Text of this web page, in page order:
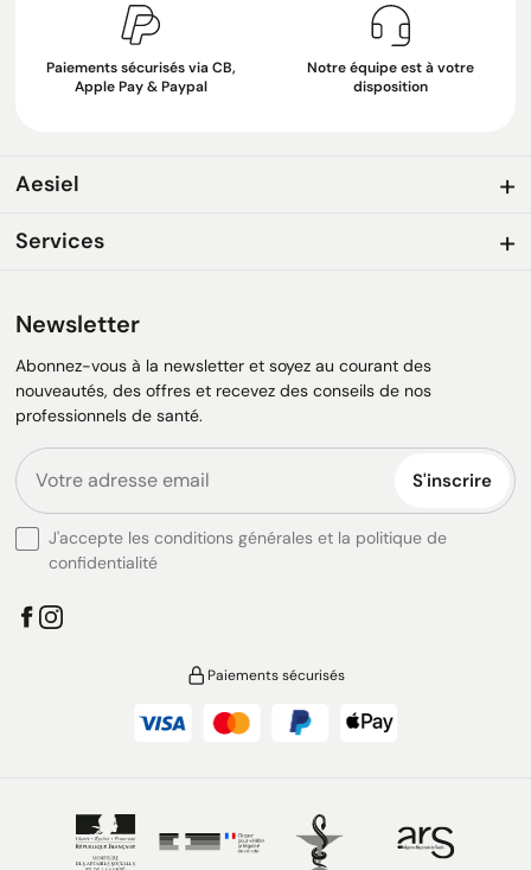
Paiements sécurisés via CB,
Apple Pay & Paypal
Notre équipe est à votre
disposition
Aesiel
Services
Newsletter
Abonnez-vous à la newsletter et soyez au courant des
nouveautés, des offres et recevez des conseils de nos
professionnels de santé.
S'inscrire
J'accepte les conditions générales et la politique de
confidentialité
Paiements sécurisés